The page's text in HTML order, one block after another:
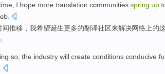
I hope more translation communities spring up
间推移， 我希望诞生更多的翻译社区来解决网络 上的
so, the industry will create conditions conducive